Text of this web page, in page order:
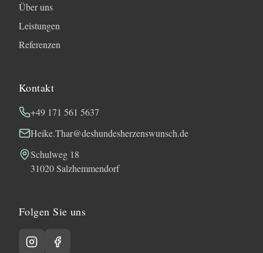
Über uns
Leistungen
Referenzen
Kontakt
+49 171 561 5637
Heike.Thar@deshundesherzenswunsch.de
Schulweg 18
31020 Salzhemmendorf
Folgen Sie uns